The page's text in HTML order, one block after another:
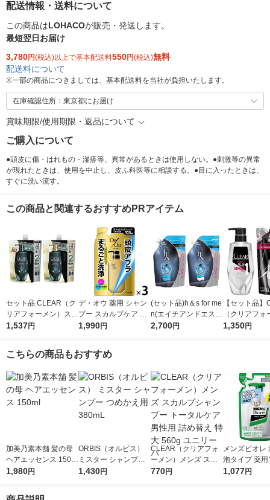
配送情報・送料について
この商品はLOHACOが販売・発送します。
最短翌日お届け
3,780円(税込)以上で基本配送料550円(税込)無料
配送料について
※一部の商品につきましては、基本配送料を当社が負担いたします。
在庫確認住所：東京都にお届け
賞味期限/使用期限・返品について
ご購入について
●頭皮に傷・はれもの・湿疹等、異常があるときは使用しない。●刺激等の異常
が現れたときは、使用を中止し、皮ふ科医等に相談する。●目に入ったときは、
すぐに洗い流す。
この商品と関連するおすすめPRアイテム
セット品 CLEAR（ク
リアフォーメン）スカ
ルプ シャンプー＆コ
え 各560g ユニリーバ
1,537円
デ・オウ 薬用 シャン
プー スカルプケア 加
齢臭 詰め替え 320ml
1,990円
(セット品)h＆s for me
n(エイチアンドエス)
シャンプー＆コンディ
2,700円
【セット品】
（クリアフォ
リンスインシ
1,350円
こちらの商品もおすすめ
加美乃素本舗 髪の母
ヘアエッセンス 150m
l1,980円
ORBIS（オルビス）
ミスター シャンプー
つめかえ用 380mL
1,430円
CLEAR（クリアフォ
ーメン）メンズ スカ
ルプシャンプー トー
770円
メンズビオレ
泡タイプ 薬用
ケア 詰め替
1,077円